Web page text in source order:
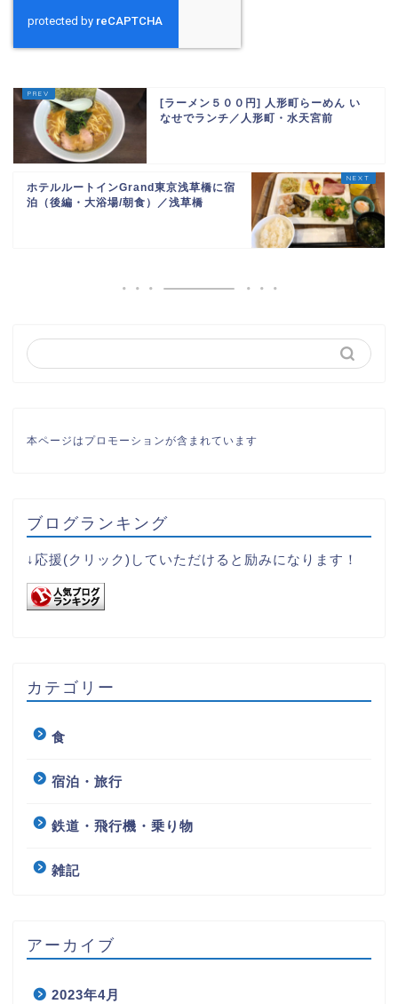
[ラーメン５００円] 人形町らーめん い
なせでランチ／人形町・水天宮前
ホテルルートインGrand東京浅草橋に宿
泊（後編・大浴場/朝食）／浅草橋
本ページはプロモーションが含まれています
ブログランキング
↓応援(クリック)していただけると励みになります！
カテゴリー
食
宿泊・旅行
鉄道・飛行機・乗り物
雑記
アーカイブ
2023年4月